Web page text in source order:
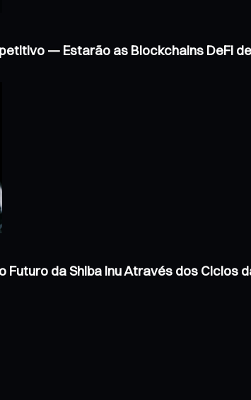
— Estarão as Blockchains DeFi
da Shiba Inu Através dos Ciclos